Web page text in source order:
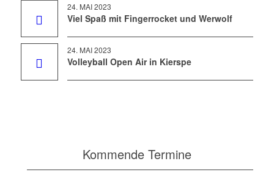
24. MAI 2023
Viel Spaß mit Fingerrocket und Werwolf
24. MAI 2023
Volleyball Open Air in Kierspe
Kommende Termine